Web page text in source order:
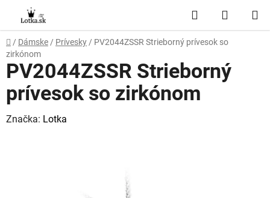
obsah
Hľadať
KOŠÍK
Domov
/ Dámske / Prívesky / PV2044ZSSR Strieborný prívesok so
zirkónom
PV2044ZSSR Strieborný
prívesok so zirkónom
Značka: Lotka